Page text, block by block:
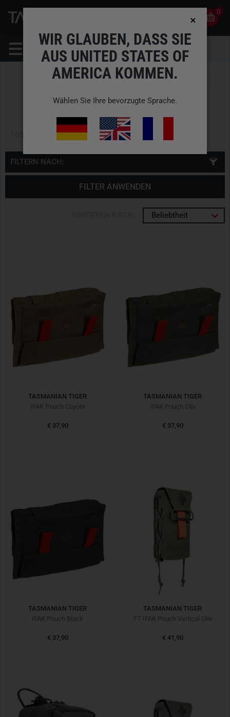
0
SUCHERGEBNIS
ergab 1052 Treffer
1052 Artikel gefunden
FILTERN NACH:
FILTER ANWENDEN
Beliebtheit
TASMANIAN TIGER
IFAK Pouch Coyote
€ 37,90
TASMANIAN TIGER
IFAK Pouch Oliv
€ 37,90
TASMANIAN TIGER
IFAK Pouch Black
€ 37,90
TASMANIAN TIGER
TT IFAK Pouch Vertical Oliv
€ 41,90
WIR GLAUBEN, DASS SIE
AUS UNITED STATES OF
AMERICA KOMMEN.
Wählen Sie Ihre bevorzugte Sprache.